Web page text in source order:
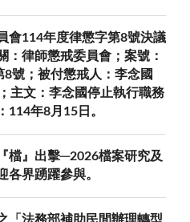
會114年度律懲字第8號決議
：律師懲戒委員會；案號：
8號；被付懲戒人：李念國
主文：李念國停止執行職務
114年8月15日。
檔』出擊─2026檔案研究及
各界踴躍參與。
「法務部補助民間辦理轉型